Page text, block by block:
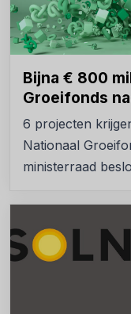
Bijna € 800
Groeifonds
6 projecten
Nationaal
ministerraad